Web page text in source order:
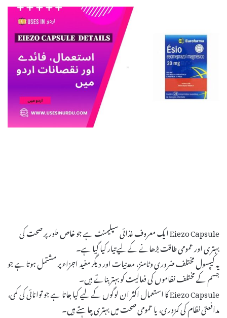
Eiezo Capsule ایک معروف غذائی سپلیمنٹ ہے جو خاص طور پر صحت کی
بہتری اور عمومی طاقت بڑھانے کے لیے تیار کیا گیا ہے۔
یہ کیپسول مختلف ضروری وٹامنز، معدنیات اور دیگر مفید اجزاء پر مشتمل ہوتا ہے جو
جسم کے مختلف نظاموں کی فعالیت کو بہتر بناتے ہیں۔
Eiezo Capsule کا استعمال اکثر ان لوگوں کے لیے کیا جاتا ہے جو توانائی کی کمی،
مدافعتی نظام کی کمزوری، یا عمومی صحت میں بہتری چاہتے ہیں۔